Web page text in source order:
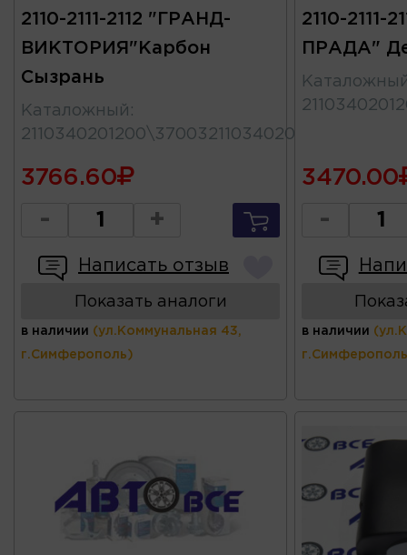
2110-2111-2112 "ГРАНД-
ВИКТОРИЯ"Карбон
Сызрань
Каталожный :
2110340201200\370032110340201
3766.60
- +
Написать отзыв
Показать аналоги
в наличии (ул.Коммунальная 43,
г.Симферополь)
2110-2111-
ПРАДА"
3470.00
-
в наличии